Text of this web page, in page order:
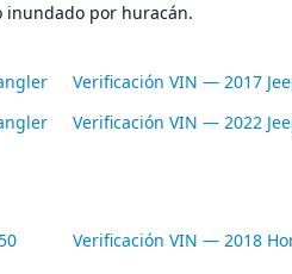
inundado por huracán.
Verificación VIN — 2017
Verificación VIN — 2022
Verificación VIN — 2018